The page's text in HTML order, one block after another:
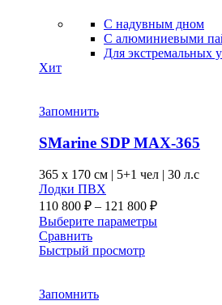
C надувным дном
C алюминиевыми
Для экстремальных
Хит
Запомнить
SMarine SDP MAX-365
365 x 170 см | 5+1 чел | 30 л.с
Лодки ПВХ
110 800 ₽ – 121 800 ₽Диапазон
цен:
Выберите параметрыЭтот
Сравнить
Быстрый просмотр
Запомнить